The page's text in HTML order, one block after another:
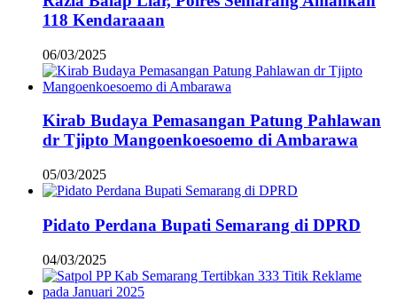
118 Kendaraaan
06/03/2025
Kirab Budaya Pemasangan Patung Pahlawan
dr Tjipto Mangoenkoesoemo di Ambarawa
05/03/2025
Pidato Perdana Bupati Semarang di DPRD
04/03/2025